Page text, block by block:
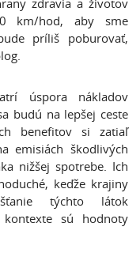
zdravia a životov
km/hod, aby sme
príliš poburovať,
úspora nákladov
budú na lepšej ceste
benefitov si zatiaľ
emisiách škodlivých
nižšej spotrebe. Ich
keďže krajiny
týchto látok
sú hodnoty